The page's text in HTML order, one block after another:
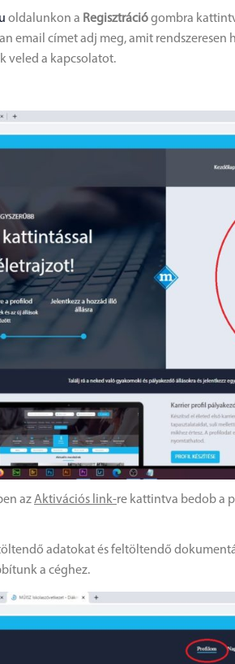
oldalunkon a Regisztrációgombra
email címet adj meg, amit rendszeresen
veled a kapcsolatot.
azAktivációs link-re kattintva bedob a
adatokat és feltöltendő
a céghez.